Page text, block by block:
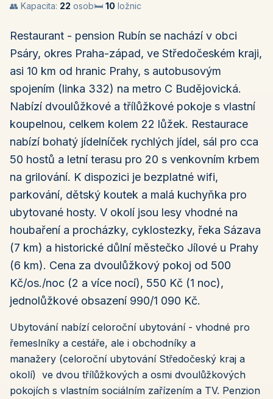
👥 Kapacita: 22 osob🛏️ 10 ložnic
Restaurant - pension Rubín se nachází v obci
Psáry, okres Praha-západ, ve Středočeském kraji,
asi 10 km od hranic Prahy, s autobusovým
spojením (linka 332) na metro C Budějovická.
Nabízí dvoulůžkové a třílůžkové pokoje s vlastní
koupelnou, celkem kolem 22 lůžek. Restaurace
nabízí bohatý jídelníček rychlých jídel, sál pro cca
50 hostů a letní terasu pro 20 s venkovním krbem
na grilování. K dispozici je bezplatné wifi,
parkování, dětský koutek a malá kuchyňka pro
ubytované hosty. V okolí jsou lesy vhodné na
houbaření a procházky, cyklostezky, řeka Sázava
(7 km) a historické důlní městečko Jílové u Prahy
(6 km). Cena za dvoulůžkový pokoj od 500
Kč/os./noc (2 a více nocí), 550 Kč (1 noc),
jednolůžkové obsazení 990/1 090 Kč.
Ubytování nabízí celoroční ubytování - vhodné pro
řemeslníky a cestáře, ale i obchodníky a
manažery (celoroční ubytování Středočeský kraj a
okolí) ve dvou třílůžkových a osmi dvoulůžkových
pokojích s vlastním sociálním zařízením a TV. Penzion